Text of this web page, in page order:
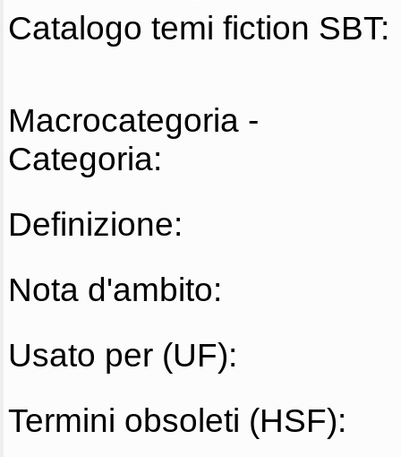
Catalogo temi fiction SBT:
Macrocategoria -
Categoria:
Definizione:
Nota d'ambito:
Usato per (UF):
Termini obsoleti (HSF):